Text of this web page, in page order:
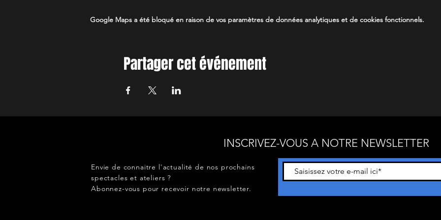
Google Maps a été bloqué en raison de vos paramètres de données analytiques et de cookies fonctionnels.
Partager cet événement
INSCRIVEZ-VOUS A NOTRE NEWSLETTER
Envie de connaitre l'actualité de nos prochains
spectacles et ateliers ?
Abonnez-vous pour recevoir notre newsletter.